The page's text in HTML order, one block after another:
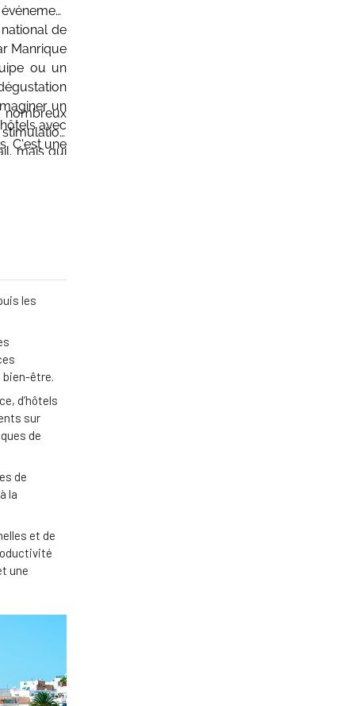
de
Manrique
ou un
un
avec
C’est une
nombreux
mais qui
les
bien-être.
d’hôtels
sur
de
de
la
et de
une